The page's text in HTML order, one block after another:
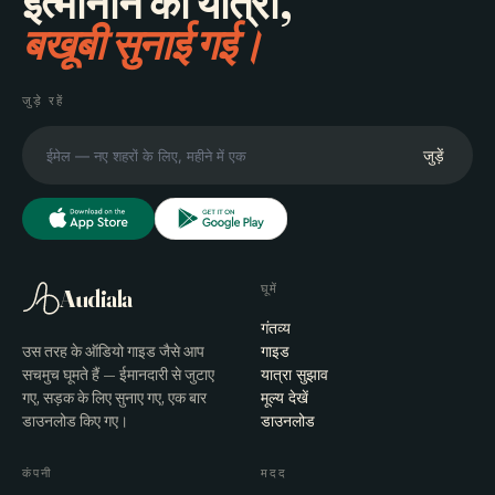
बखूबी सुनाई गई।
जुड़े रहें
जुड़ें
Audiala
उस तरह के ऑडियो गाइड जैसे आप
सचमुच घूमते हैं — ईमानदारी से जुटाए
गए, सड़क के लिए सुनाए गए, एक बार
डाउनलोड किए गए।
घूमें
गंतव्य
गाइड
यात्रा सुझाव
मूल्य देखें
डाउनलोड
कंपनी मदद